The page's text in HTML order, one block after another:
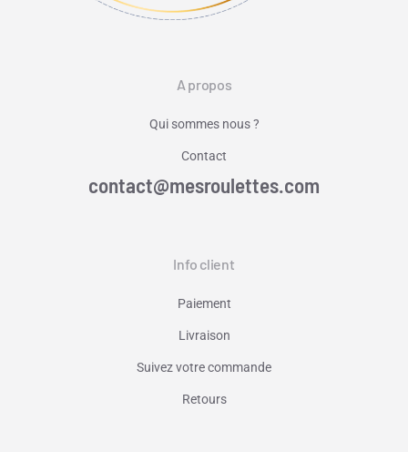
A propos
Qui sommes nous ?
Contact
contact@mesroulettes.com
Info client
Paiement
Livraison
Suivez votre commande
Retours